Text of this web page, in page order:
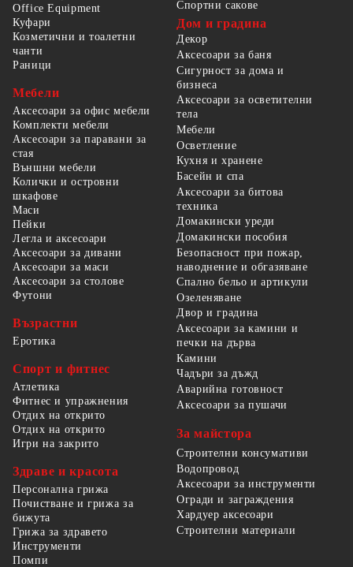
Office Equipment
Спортни сакове
Куфари
Козметични и тоалетни
чанти
Раници
Мебели
Аксесоари за офис мебели
Комплекти мебели
Аксесоари за паравани за
стая
Външни мебели
Колички и островни
шкафове
Маси
Пейки
Легла и аксесоари
Аксесоари за дивани
Аксесоари за маси
Аксесоари за столове
Футони
Възрастни
Еротика
Спорт и фитнес
Атлетика
Фитнес и упражнения
Отдих на открито
Отдих на открито
Игри на закрито
Здраве и красота
Персонална грижа
Почистване и грижа за
бижута
Грижа за здравето
Дом и градина
Декор
Аксесоари за баня
Сигурност за дома и
бизнеса
Аксесоари за осветителни
тела
Мебели
Осветление
Кухня и хранене
Басейн и спа
Аксесоари за битова
техника
Домакински уреди
Домакински пособия
Безопасност при пожар,
наводнение и обгазяване
Спално бельо и артикули
Озеленяване
Двор и градина
Аксесоари за камини и
печки на дърва
Камини
Чадъри за дъжд
Аварийна готовност
Аксесоари за пушачи
За майстора
Строителни консумативи
Водопровод
Аксесоари за инструменти
Огради и заграждения
Хардуер аксесоари
Строителни материали
Инструменти
Помпи